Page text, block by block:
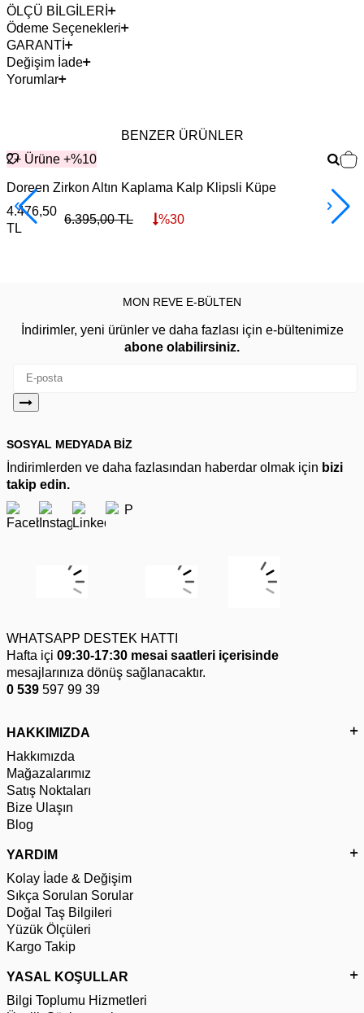
ÖLÇÜ BİLGİLERİ
Ödeme Seçenekleri
GARANTİ
Değişim İade
Yorumlar
BENZER ÜRÜNLER
2+ Ürüne +%10
Doreen Zirkon Altın Kaplama Kalp Klipsli Küpe
4.476,50
TL
6.395,00TL %30
MON REVE E-BÜLTEN
İndirimler, yeni ürünler ve daha fazlası için e-bültenimize
abone olabilirsiniz.
SOSYAL MEDYADA BİZ
İndirimlerden ve daha fazlasından haberdar olmak için bizi
takip edin.
WHATSAPP DESTEK HATTI
Hafta içi 09:30-17:30 mesai saatleri içerisinde
mesajlarınıza dönüş sağlanacaktır.
0 539 597 99 39
HAKKIMIZDA
Hakkımızda
Mağazalarımız
Satış Noktaları
Bize Ulaşın
Blog
YARDIM
Kolay İade & Değişim
Sıkça Sorulan Sorular
Doğal Taş Bilgileri
Yüzük Ölçüleri
Kargo Takip
YASAL KOŞULLAR
Bilgi Toplumu Hizmetleri